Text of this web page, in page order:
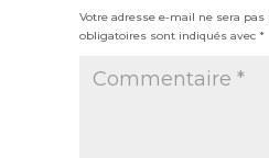
Votre adresse e-mail ne sera pas
obligatoires sont indiqués avec *